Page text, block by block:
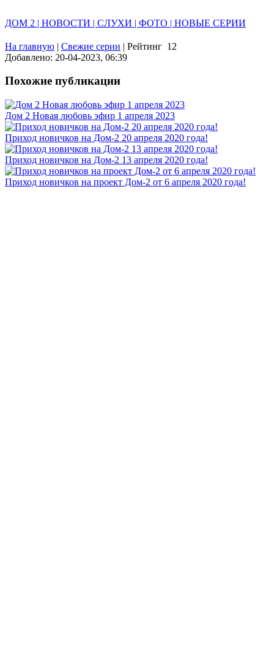
ДОМ 2 | НОВОСТИ | СЛУХИ | ФОТО | НОВЫЕ СЕРИИ
На главную | Свежие серии | Рейтинг 12
Добавлено: 20-04-2023, 06:39
Похожие публикации
Дом 2 Новая любовь эфир 1 апреля 2023
Приход новичков на Дом-2 20 апреля 2020 года!
Приход новичков на Дом-2 13 апреля 2020 года!
Приход новичков на проект Дом-2 от 6 апреля 2020 года!